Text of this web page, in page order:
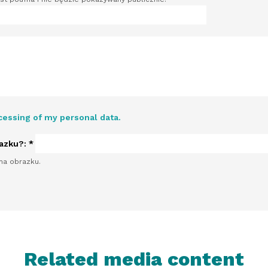
of my personal data.
*
obrazku.
Related media content